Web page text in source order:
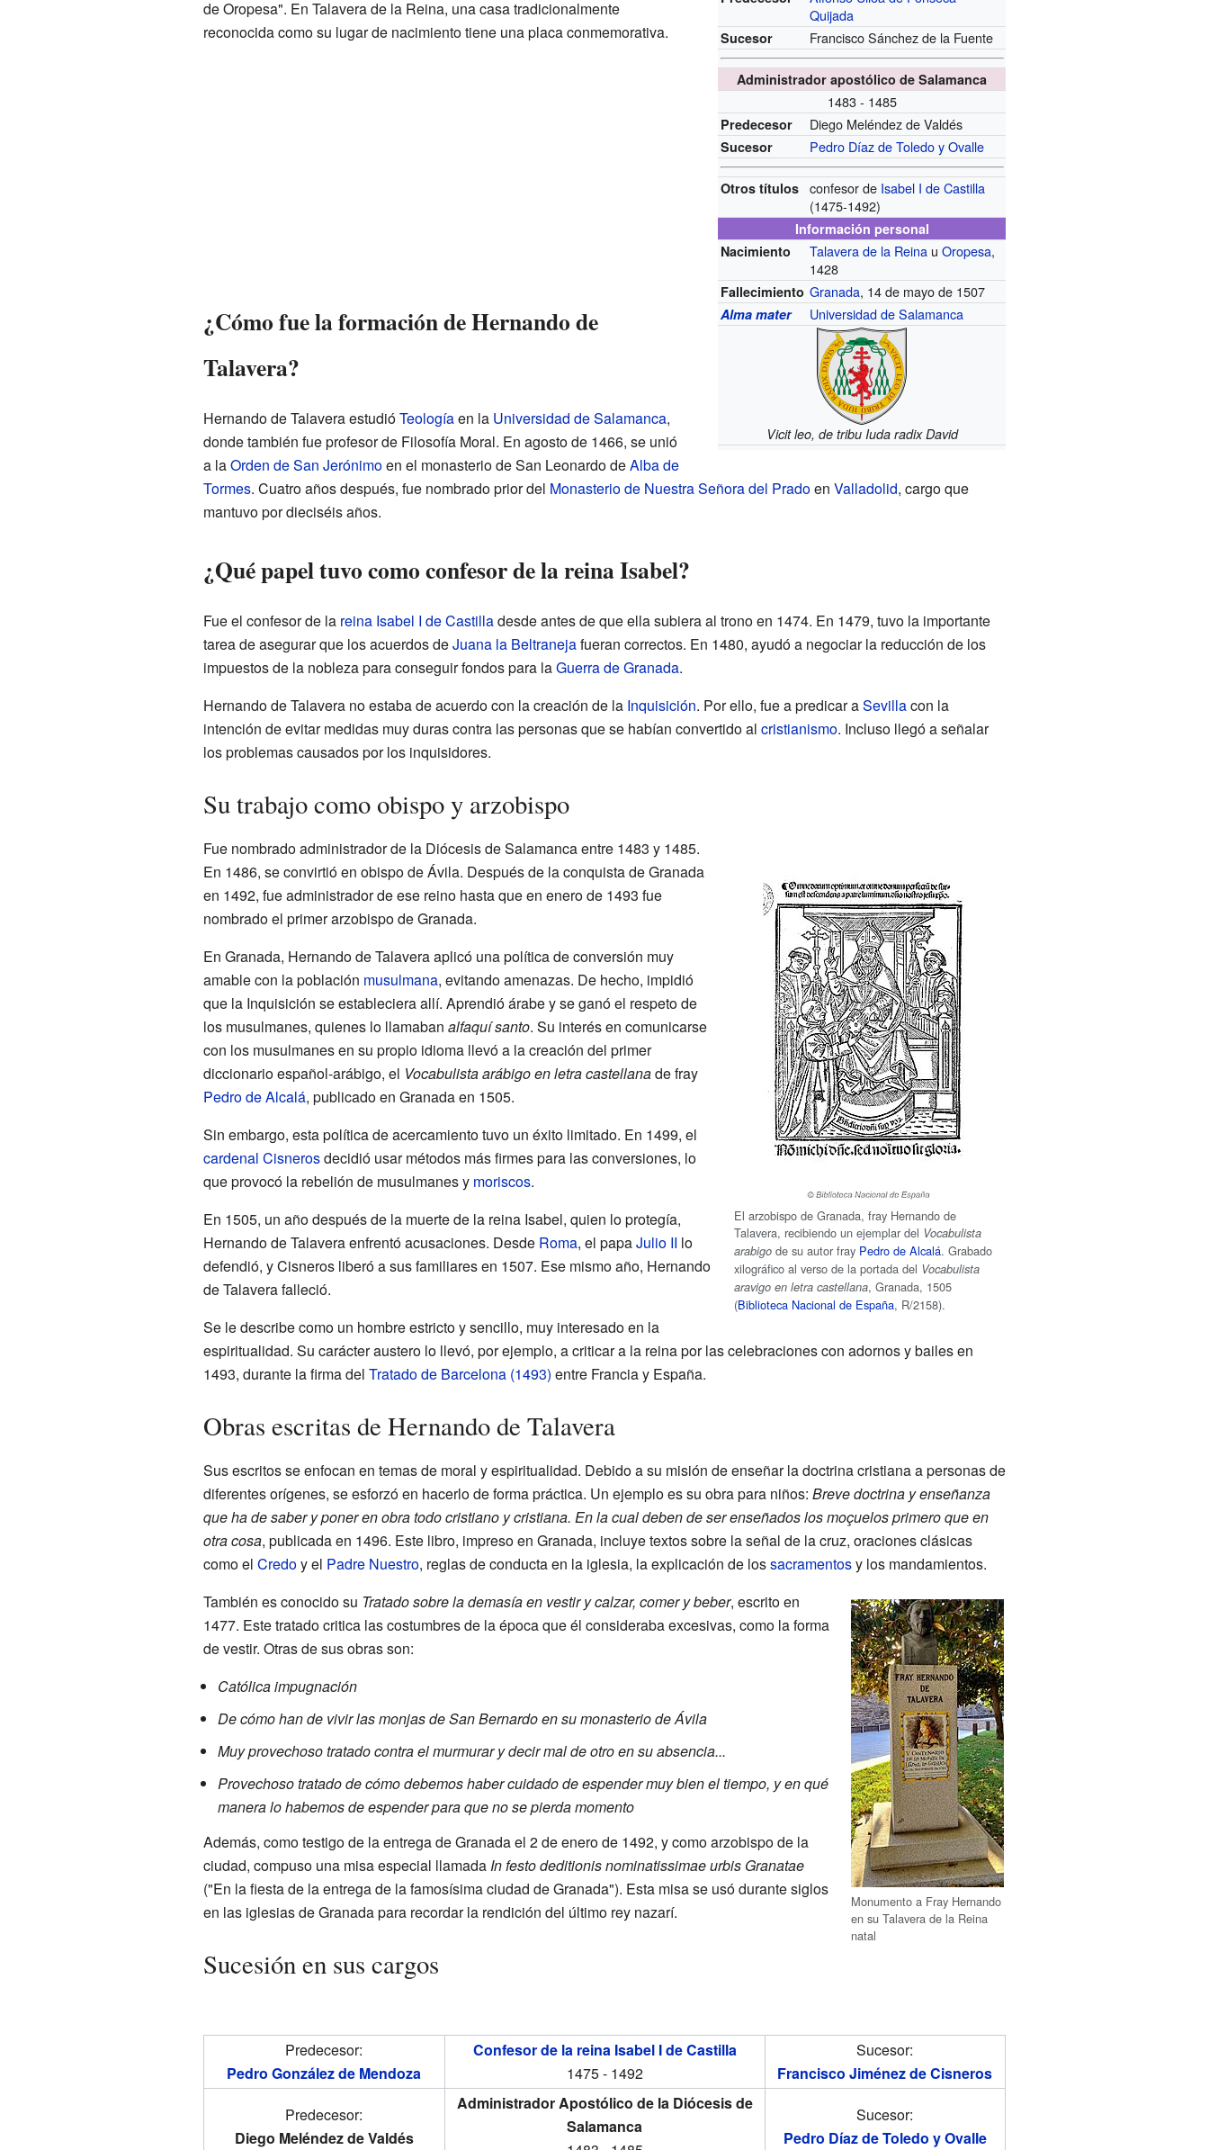
Quijada
Sucesor Francisco Sánchez de la Fuente
Administrador apostólico de Salamanca
1483 - 1485
Predecesor Diego Meléndez de Valdés
Sucesor Pedro Díaz de Toledo y Ovalle
Otros títulos confesor de Isabel I de Castilla
(1475-1492)
Información personal
Nacimiento
Talavera de la Reina uOropesa,
1428
Fallecimiento Granada, 14 de mayo de 1507
Alma mater Universidad de Salamanca
Vicit leo, de tribu Iuda radix David
de Oropesa". En Talavera de la Reina, una casa tradicionalmente
reconocida como su lugar de nacimiento tiene una placa conmemorativa.
¿Cómo fue la formación de Hernando de
Talavera?
Hernando de Talavera estudióTeologíaen la Universidad de Salamanca,
donde también fue profesor de Filosofía Moral. En agosto de 1466, se unió
a laOrden de San Jerónimoen el monasterio de San Leonardo deAlba de
Tormes. Cuatro años después, fue nombrado prior del Monasterio de Nuestra Señora del Pradoen Valladolid, cargo que
mantuvo por dieciséis años.
¿Qué papel tuvo como confesor de la reina Isabel?
Fue el confesor de la reina Isabel I de Castilladesde antes de que ella subiera al trono en 1474. En 1479, tuvo la importante
tarea de asegurar que los acuerdos deJuana la Beltranejafueran correctos. En 1480, ayudó a negociar la reducción de los
impuestos de la nobleza para conseguir fondos para laGuerra de Granada.
Hernando de Talavera no estaba de acuerdo con la creación de la Inquisición. Por ello, fue a predicar aSevillacon la
intención de evitar medidas muy duras contra las personas que se habían convertido al cristianismo. Incluso llegó a señalar
los problemas causados por los inquisidores.
Su trabajo como obispo y arzobispo
El arzobispo de Granada, fray Hernando de
Talavera, recibiendo un ejemplar del Vocabulista
arabigo de su autor fray Pedro de Alcalá. Grabado
xilográfico al verso de la portada del Vocabulista
aravigo en letra castellana, Granada, 1505
(Biblioteca Nacional de España, R/2158).
Fue nombrado administrador de la Diócesis de Salamanca entre 1483 y 1485.
En 1486, se convirtió en obispo de Ávila. Después de la conquista de Granada
en 1492, fue administrador de ese reino hasta que en enero de 1493 fue
nombrado el primer arzobispo de Granada.
En Granada, Hernando de Talavera aplicó una política de conversión muy
amable con la población musulmana, evitando amenazas. De hecho, impidió
que la Inquisición se estableciera allí. Aprendió árabe y se ganó el respeto de
los musulmanes, quienes lo llamaban alfaquí santo. Su interés en comunicarse
con los musulmanes en su propio idioma llevó a la creación del primer
diccionario español-arábigo, el Vocabulista arábigo en letra castellanade fray
Pedro de Alcalá, publicado en Granada en 1505.
Sin embargo, esta política de acercamiento tuvo un éxito limitado. En 1499, el
cardenal Cisnerosdecidió usar métodos más firmes para las conversiones, lo
que provocó la rebelión de musulmanes y moriscos.
En 1505, un año después de la muerte de la reina Isabel, quien lo protegía,
Hernando de Talavera enfrentó acusaciones. Desde Roma, el papaJulio II lo
defendió, y Cisneros liberó a sus familiares en 1507. Ese mismo año, Hernando
de Talavera falleció.
Se le describe como un hombre estricto y sencillo, muy interesado en la
espiritualidad. Su carácter austero lo llevó, por ejemplo, a criticar a la reina por las celebraciones con adornos y bailes en
1493, durante la firma del Tratado de Barcelona (1493) entre Francia y España.
Obras escritas de Hernando de Talavera
Sus escritos se enfocan en temas de moral y espiritualidad. Debido a su misión de enseñar la doctrina cristiana a personas de
diferentes orígenes, se esforzó en hacerlo de forma práctica. Un ejemplo es su obra para niños: Breve doctrina y enseñanza
que ha de saber y poner en obra todo cristiano y cristiana. En la cual deben de ser enseñados los moçuelos primero que en
otra cosa, publicada en 1496. Este libro, impreso en Granada, incluye textos sobre la señal de la cruz, oraciones clásicas
como el Credoy el Padre Nuestro, reglas de conducta en la iglesia, la explicación de lossacramentosy los mandamientos.
Monumento a Fray Hernando
en su Talavera de la Reina
natal
También es conocido su Tratado sobre la demasía en vestir y calzar, comer y beber, escrito en
1477. Este tratado critica las costumbres de la época que él consideraba excesivas, como la forma
de vestir. Otras de sus obras son:
Católica impugnación
De cómo han de vivir las monjas de San Bernardo en su monasterio de Ávila
Muy provechoso tratado contra el murmurar y decir mal de otro en su absencia...
Provechoso tratado de cómo debemos haber cuidado de espender muy bien el tiempo, y en qué
manera lo habemos de espender para que no se pierda momento
Además, como testigo de la entrega de Granada el 2 de enero de 1492, y como arzobispo de la
ciudad, compuso una misa especial llamada In festo deditionis nominatissimae urbis Granatae
("En la fiesta de la entrega de la famosísima ciudad de Granada"). Esta misa se usó durante siglos
en las iglesias de Granada para recordar la rendición del último rey nazarí.
Sucesión en sus cargos
Predecesor:
Pedro González de Mendoza
Confesor de la reina Isabel I de Castilla
1475 - 1492
Sucesor:
Francisco Jiménez de Cisneros
Predecesor:
Diego Meléndez de Valdés
Administrador Apostólico de la Diócesis de
Salamanca
Sucesor:
Pedro Díaz de Toledo y Ovalle